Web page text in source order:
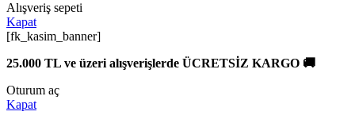
Alışveriş sepeti
Kapat
[fk_kasim_banner]
25.000 TL ve üzeri alışverişlerde ÜCRETSİZ KARGO 🚚
Oturum aç
Kapat